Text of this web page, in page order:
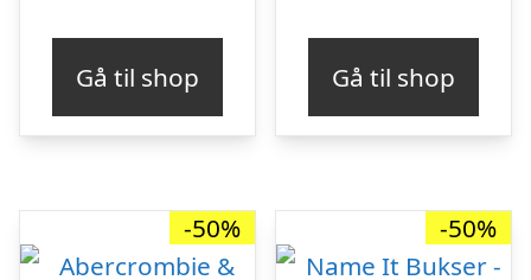
var:
kr. 279,95.kr. 139,98.
Gå til shop
var:
kr. 199,95.
kr.
Gå til shop
-50% -50%